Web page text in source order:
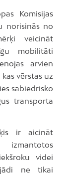
Komisijas
norisinās no
veicināt
mobilitāti
arvien
vērstas uz
sabiedrisko
transporta
ir aicināt
videi
ne tikai